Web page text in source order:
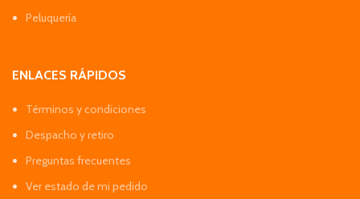
Peluquería
ENLACES RÁPIDOS
Términos y condiciones
Despacho y retiro
Preguntas frecuentes
Ver estado de mi pedido